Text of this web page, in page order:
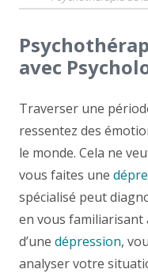
avec
Traverser une
ressentez des
le monde. Cela ne
vous faites une
spécialisé peut
en vous familiarisant
d’une dépression,
analyser votre